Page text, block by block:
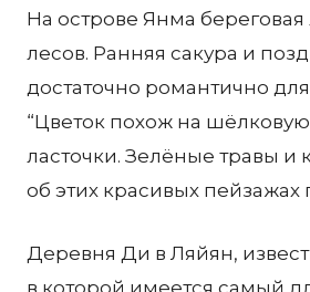
На острове Янма
лесов. Ранняя сакура и
достаточно романтично
“Цветок похож на
ласточки. Зелёные травы и
об этих красивых пейзажах
Деревня Ди в Ляйян,
в которой имеется самый